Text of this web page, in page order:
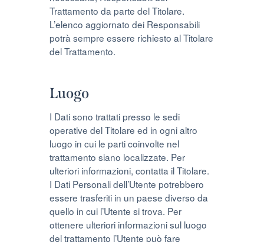
Trattamento da parte del Titolare.
L’elenco aggiornato dei Responsabili
potrà sempre essere richiesto al Titolare
del Trattamento.
Luogo
I Dati sono trattati presso le sedi
operative del Titolare ed in ogni altro
luogo in cui le parti coinvolte nel
trattamento siano localizzate. Per
ulteriori informazioni, contatta il Titolare.
I Dati Personali dell’Utente potrebbero
essere trasferiti in un paese diverso da
quello in cui l’Utente si trova. Per
ottenere ulteriori informazioni sul luogo
del trattamento l’Utente può fare